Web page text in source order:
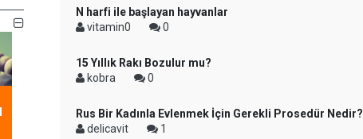
N harfi ile başlayan hayvanlar
vitamin0
0
15 Yıllık Rakı Bozulur mu?
kobra
0
Rus Bir Kadınla Evlenmek İçin Gerekli Prosedür Nedir?
delicavit
1